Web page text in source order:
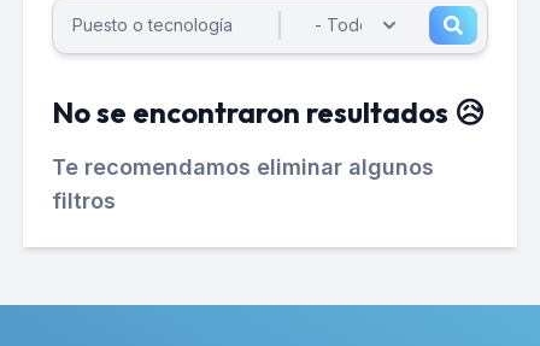
No se encontraron resultados 😥
Te recomendamos eliminar algunos
filtros